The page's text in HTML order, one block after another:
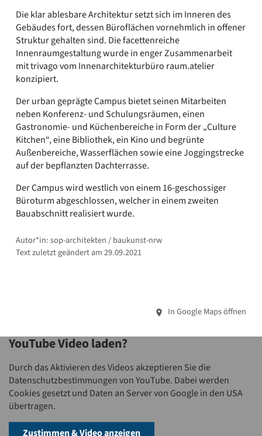
Die klar ablesbare Architektur setzt sich im Inneren des
Gebäudes fort, dessen Büroflächen vornehmlich in offener
Struktur gehalten sind. Die facettenreiche
Innenraumgestaltung wurde in enger Zusammenarbeit
mit trivago vom Innenarchitekturbüro raum.atelier
konzipiert.
Der urban geprägte Campus bietet seinen Mitarbeiten
neben Konferenz- und Schulungsräumen, einen
Gastronomie- und Küchenbereiche in Form der „Culture
Kitchen“, eine Bibliothek, ein Kino und begrünte
Außenbereiche, Wasserflächen sowie eine Joggingstrecke
auf der bepflanzten Dachterrasse.
Der Campus wird westlich von einem 16-geschossiger
Büroturm abgeschlossen, welcher in einem zweiten
Bauabschnitt realisiert wurde.
Autor*in: sop-architekten / baukunst-nrw
Text zuletzt geändert am 29.09.2021
In Google Maps öffnen
YouTube Video laden?
Durch das Aktivieren des Videos akzeptieren Sie die
Datenschutzbestimmungen von YouTube. Dabei werden
Cookies gesetzt und Daten an Server von Google in den USA
übertragen.
Zustimmen & Video anzeigen